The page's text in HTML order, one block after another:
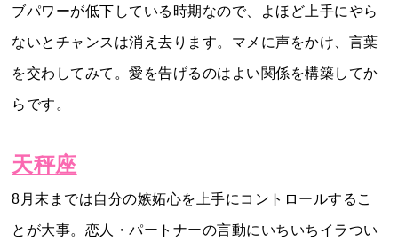
ブパワーが低下している時期なので、よほど上手にやら
ないとチャンスは消え去ります。マメに声をかけ、言葉
を交わしてみて。愛を告げるのはよい関係を構築してか
らです。
天秤座
8月末までは自分の嫉妬心を上手にコントロールするこ
とが大事。恋人・パートナーの言動にいちいちイラつい